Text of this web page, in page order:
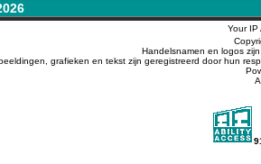
Your IP
Handelsnamen en logos
grafieken en tekst zijn geregistreerd door hun